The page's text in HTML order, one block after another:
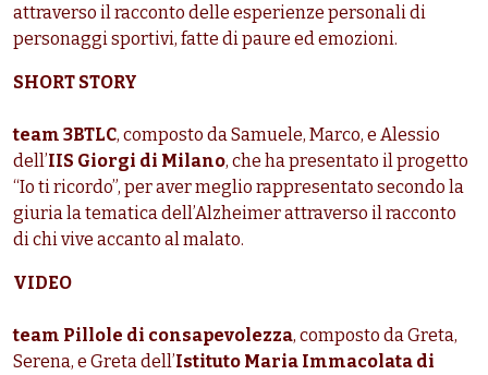
attraverso il racconto delle esperienze personali di
personaggi sportivi, fatte di paure ed emozioni.
SHORT STORY
team 3BTLC, composto da Samuele, Marco, e Alessio
dell’IIS Giorgi di Milano, che ha presentato il progetto
“Io ti ricordo”, per aver meglio rappresentato secondo la
giuria la tematica dell’Alzheimer attraverso il racconto
di chi vive accanto al malato.
VIDEO
team Pillole di consapevolezza, composto da Greta,
Serena, e Greta dell’Istituto Maria Immacolata di